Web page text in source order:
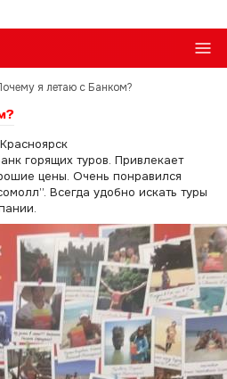
я летаю с Банком?
горящих туров. Привлекает
цены. Очень понравился
Всегда удобно искать туры